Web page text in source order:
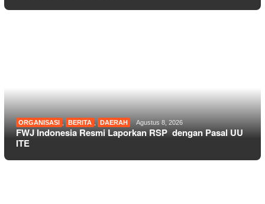
ORGANISASI BERITA DAERAH Agustus 8, 2026
FWJ Indonesia Resmi Laporkan RSP dengan Pasal UU
ITE